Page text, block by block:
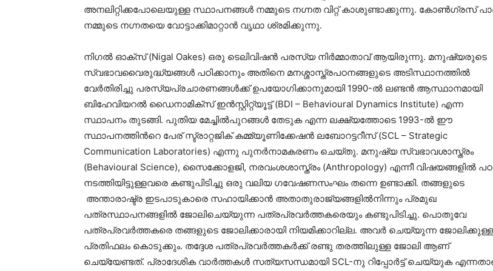
അനലിറ്റിക്കപോലെയുള്ള സ്ഥാപനങ്ങള്‍ നമ്മുടെ നഗ്നത വിറ്റ് കാശുണ്ടാക്കുന്നു. കോണ്‍ഗ്രസ്‌
നമ്മുടെ നഗ്നതയെ വോട്ടാക്കിമാറ്റാൻ വൃഥാ ശ്രമിക്കുന്നു.
നിഗല്‍ ഓക്സ് (Nigal Oakes) ഒരു ടെലിവിഷൻ പരസ്യ നിര്‍മ്മാതാവ് ആയിരുന്നു. മനുഷ്യരുടെ
സ്വഭാവവൈരുദ്ധ്യങ്ങള്‍ പഠിക്കാനും അതിനെ മനശ്ശാസ്ത്രപഠനങ്ങളുടെ അടിസ്ഥാനത്തിൽ
വേര്‍തിരിച്ചു പരസ്യപ്രചാരണങ്ങള്‍ക്ക് ഉപയോഗിക്കാനുമായി 1990-ൽ ലണ്ടൻ ആസ്ഥാനമായി
ബിഹേവിയറല്‍ ഡൈനാമിക്സ്‌ ഇന്‍സ്റ്റിറ്റ്യൂട്ട് (BDI – Behavioural Dynamics Institute) എന്ന
സ്ഥാപനം തുടങ്ങി. പുതിയ മേച്ചില്‍പുറങ്ങൾ തേടുക എന്ന ലക്ഷ്യത്തോടെ 1993-ല്‍ ഈ
സ്ഥാപനത്തിന്‍റെ പേര് സ്ട്രാറ്റജിക് കമ്മ്യൂണിക്കേഷൻ ലബോറട്ടറീസ് (SCL – Strategic
Communication Laboratories) എന്നു പുനര്‍നാമകരണം ചെയ്തു. മനുഷ്യ സ്വഭാവശാസ്ത്രം
(Behavioural Science), സൈക്കോളജി, നരവംശശാസ്ത്രം (Anthropology) എന്നീ വിഷയങ്ങളില്‍
നടത്തിയിട്ടുള്ളവരെ കണ്ടുപിടിച്ചു ഒരു വലിയ ഗവേഷണസംഘം തന്നെ ഉണ്ടാക്കി. തങ്ങളുടെ
അന്താരാഷ്ട്ര ഇടപാടുകാരെ സഹായിക്കാൻ അതാതുരാജ്യങ്ങളില്‍നിന്നും പ്രമുഖ
പത്രസ്ഥാപനങ്ങളിൽ ജോലിചെയ്യുന്ന പത്രപ്രവര്‍ത്തകരെയും കണ്ടുപിടിച്ചു. പൊതുവേ
പത്രപ്രവര്‍ത്തകരെ തങ്ങളുടെ ജോലിക്കാരായി നിയമിക്കാറില്ല. അവർ ചെയ്യുന്ന ജോലിക്കുള്ള
പ്രതിഫലം കൊടുക്കും. തദ്ദേശ പത്രപ്രവര്‍ത്തകര്‍ക്ക് രണ്ടു തരത്തിലുള്ള ജോലി ആണ്
ചെയ്യേണ്ടത്. പ്രാദേശിക വാര്‍ത്തകൾ സത്യസന്ധമായി SCL-നു റിപ്പോര്‍ട്ട് ചെയ്യുക